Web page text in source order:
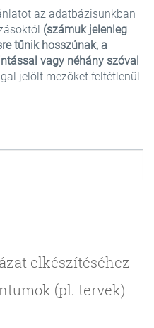
az adatbázisunkban
(számuk jelenleg
tűnik hosszúnak, a
vagy néhány szóval
jelölt mezőket feltétlenül
elkészítéséhez
(pl. tervek)